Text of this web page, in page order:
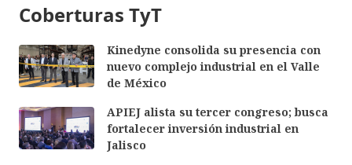
Coberturas TyT
Kinedyne consolida su presencia con
nuevo complejo industrial en el Valle
de México
APIEJ alista su tercer congreso; busca
fortalecer inversión industrial en
Jalisco